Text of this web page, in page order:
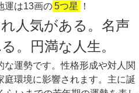
運は13画の5つ星 ！
人気がある。名声
。円満な人生。
な運勢です。性格形成や対人関
庭環境に影響されます。主に誕